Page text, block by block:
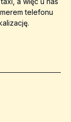
telefonu